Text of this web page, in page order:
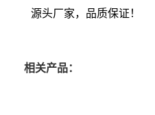
源头厂家，品质保证！
相关产品：